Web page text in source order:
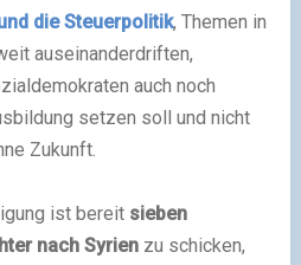
die Steuerpolitik, Themen in
auseinanderdriften,
auch noch
setzen soll und nicht
Zukunft.
ist bereit sieben
nach Syrienzu schicken,